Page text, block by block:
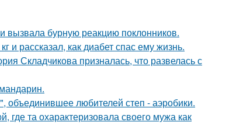
вызвала бурную реакцию поклонников.
рассказал, как диабет спас ему жизнь.
Складчикова призналась, что развелась с
объединившее любителей степ - аэробики.
та охарактеризовала своего мужа как